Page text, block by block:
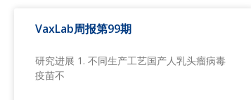
VaxLab周报第99期
研究进展 1. 不同生产工艺国产人乳头瘤病毒
疫苗不